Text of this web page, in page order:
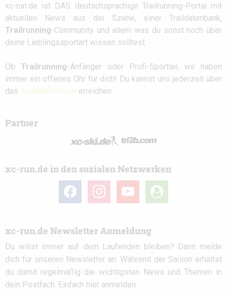
xc-run.de ist DAS deutschsprachige Trailrunning-Portal mit
aktuellen News aus der Szene, einer Traildatenbank,
Trailrunning-Community und allem was du sonst noch über
deine Lieblingssportart wissen solltest.
Ob Trailrunning-Anfänger oder Profi-Sportler, wir haben
immer ein offenes Ohr für dich! Du kannst uns jederzeit über
das Kontaktformular erreichen.
Partner
xc-run.de in den sozialen Netzwerken
facebook instagramyoutube
user-
circle
xc-run.de Newsletter Anmeldung
Du willst immer auf dem Laufenden bleiben? Dann melde
dich für unseren Newsletter an. Während der Saison erhältst
du damit regelmäßig die wichtigsten News und Themen in
dein Postfach. Einfach hier anmelden: